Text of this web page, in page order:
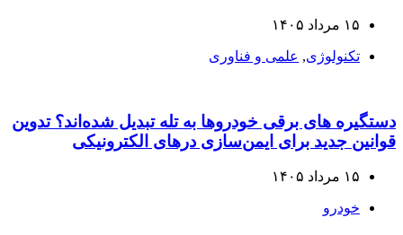
۱۵ مرداد ۱۴۰۵
تکنولوژی, علمی و فناوری
دستگیره‌ های برقی خودروها به تله تبدیل شده‌اند؟ تدوین
قوانین جدید برای ایمن‌سازی درهای الکترونیکی
۱۵ مرداد ۱۴۰۵
خودرو